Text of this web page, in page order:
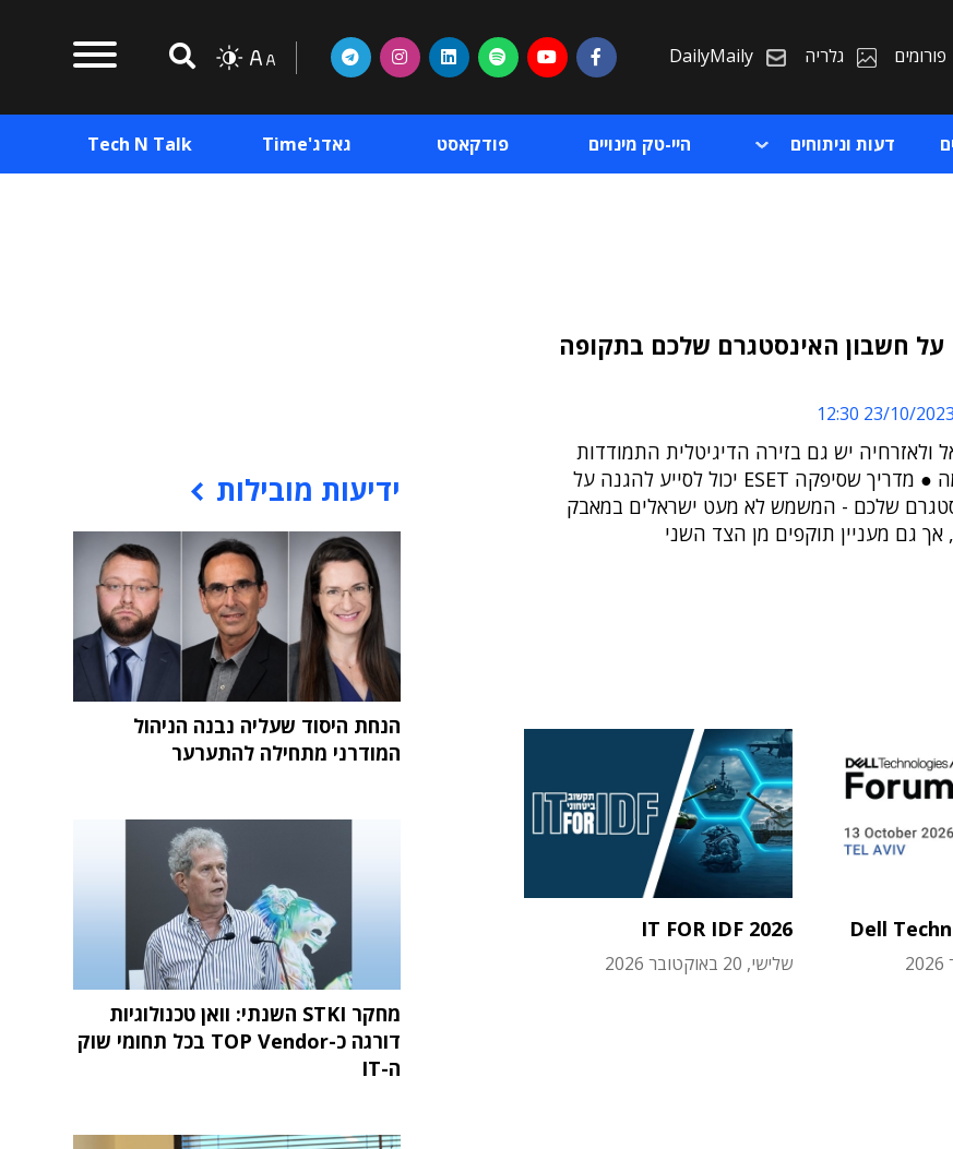
פורומים גלריה DailyMaily
דעות וניתוחים היי-טק מינויים פודקאסט גאדג'Time Tech N Talk
על חשבון האינסטגרם שלכם בתקופה
23/10/2023 12:30
ולאזרחיה יש גם בזירה הדיגיטלית התמודדות
בעת המלחמה ● מדריך שסיפקה ESET יכול לסייע להגנה על
שלכם - המשמש לא מעט ישראלים במאבק
גם מעניין תוקפים מן הצד השני
Dell
IT FOR IDF 2026
שלישי, 20 באוקטובר 2026
ידיעות מובילות
הנחת היסוד שעליה נבנה הניהול
המודרני מתחילה להתערער
מחקר STKI השנתי: וואן טכנולוגיות
דורגה כ-TOP Vendor בכל תחומי שוק
ה-IT